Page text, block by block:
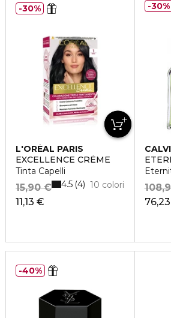
L'ORÉAL PARIS
EXCELLENCE CRÈME
Tinta Capelli
11,13 €
15,90 € 10 colori
4.5 4
30% 30%
40%